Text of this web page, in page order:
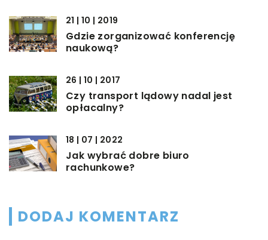
21 | 10 | 2019
Gdzie zorganizować konferencję
naukową?
26 | 10 | 2017
Czy transport lądowy nadal jest
opłacalny?
18 | 07 | 2022
Jak wybrać dobre biuro
rachunkowe?
DODAJ KOMENTARZ